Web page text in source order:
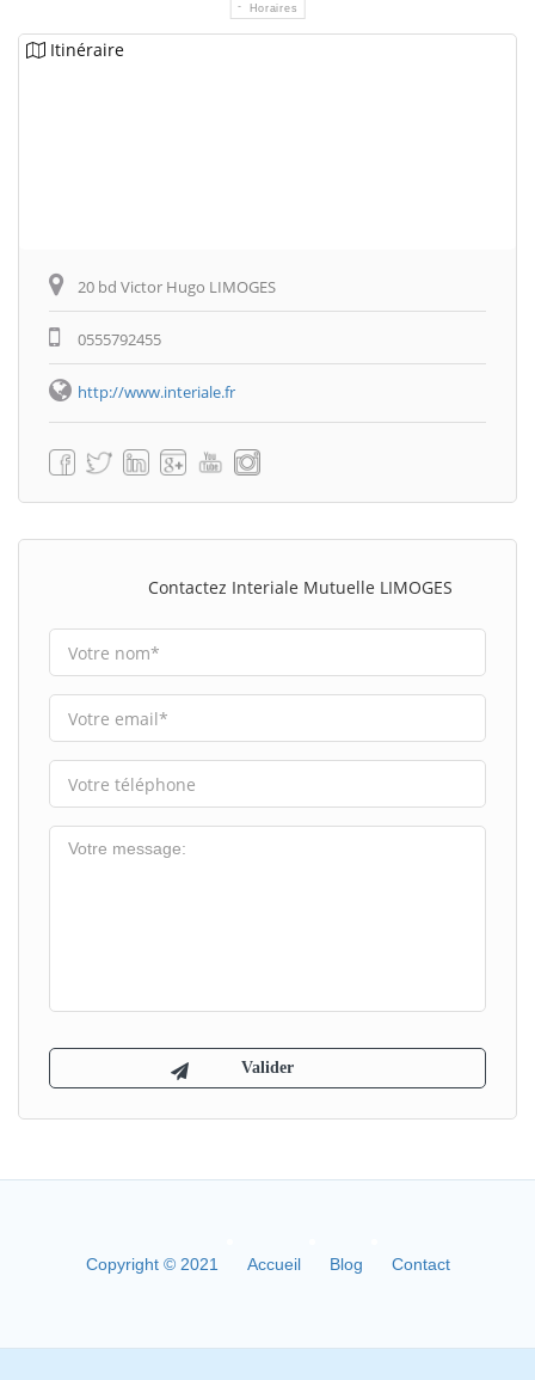
Horaires
Itinéraire
20 bd Victor Hugo LIMOGES
0555792455
http://www.interiale.fr
Contactez Interiale Mutuelle LIMOGES
Copyright © 2021 Accueil Blog Contact